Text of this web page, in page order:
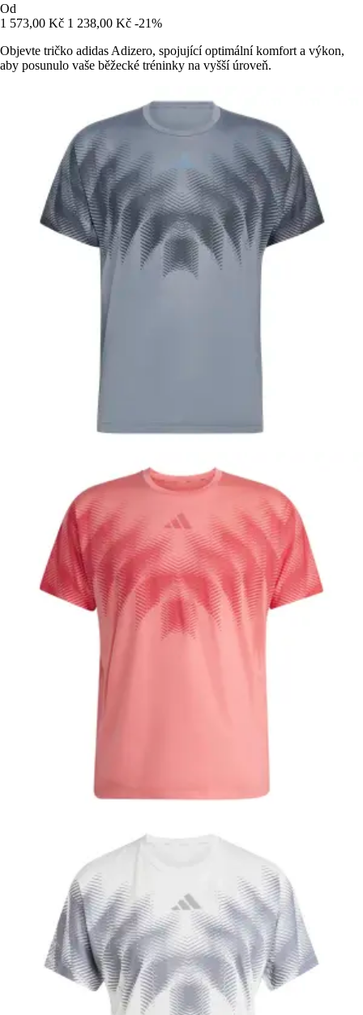
Od
1 573,00 Kč 1 238,00 Kč -21%
Objevte tričko adidas Adizero, spojující optimální komfort a výkon,
aby posunulo vaše běžecké tréninky na vyšší úroveň.